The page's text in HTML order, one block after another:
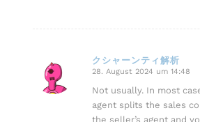
クシャーンティ解析
sagte:
28. August 2024 um 14:48
Not usually. In most
agent splits the sales
the seller’s agent and